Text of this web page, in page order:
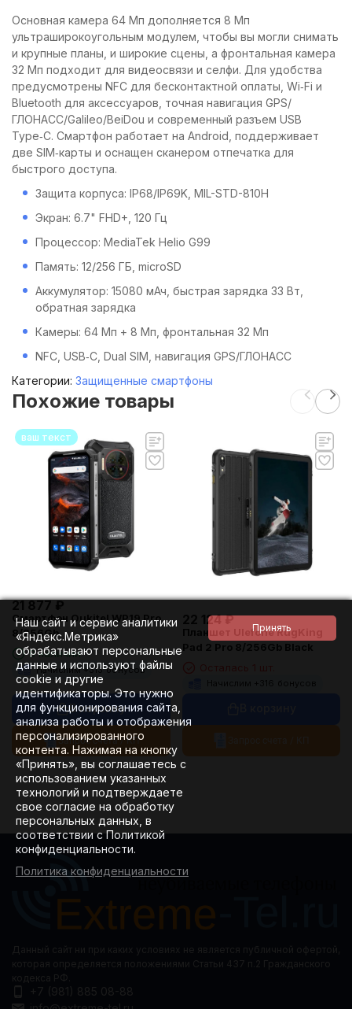
Основная камера 64 Мп дополняется 8 Мп
ультраширокоугольным модулем, чтобы вы могли снимать
и крупные планы, и широкие сцены, а фронтальная камера
32 Мп подходит для видеосвязи и селфи. Для удобства
предусмотрены NFC для бесконтактной оплаты, Wi‑Fi и
Bluetooth для аксессуаров, точная навигация GPS/
ГЛОНАСС/Galileo/BeiDou и современный разъем USB
Type‑C. Смартфон работает на Android, поддерживает
две SIM‑карты и оснащен сканером отпечатка для
быстрого доступа.
Защита корпуса: IP68/IP69K, MIL-STD-810H
Экран: 6.7" FHD+, 120 Гц
Процессор: MediaTek Helio G99
Память: 12/256 ГБ, microSD
Аккумулятор: 15080 мАч, быстрая зарядка 33 Вт,
обратная зарядка
Камеры: 64 Мп + 8 Мп, фронтальная 32 Мп
NFC, USB‑C, Dual SIM, навигация GPS/ГЛОНАСС
Категории: Защищенные смартфоны
Похожие товары
ваш текст
21 877 ₽
Смартфон Oukitel WP19 Pro
8/256Gb
В наличии
Начислим +313 бонусов
В корзину
Запрос счета / КП
22 124 ₽
Планшет Ulefone RugKing
Pad 2 Pro 8/256Gb Black
Начислим + 316 бонусов
Наш сайт и сервис аналитики
«Яндекс.Метрика»
обрабатывают персональные
данные и используют файлы
cookie и другие
идентификаторы. Это нужно
для функционирования сайта,
анализа работы и отображения
персонализированного
контента. Нажимая на кнопку
«Принять», вы соглашаетесь с
использованием указанных
технологий и подтверждаете
свое согласие на обработку
персональных данных, в
соответствии с Политикой
конфиденциальности.
Политика конфиденциальности